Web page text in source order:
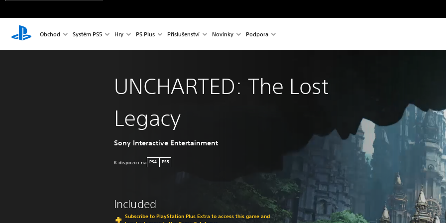
Obchod Systém PS5 Hry PS Plus Příslušenství Novinky Podpora
UNCHARTED: The Lost
Legacy
Sony Interactive Entertainment
K dispozici na PS4 PS5
Included
Subscribe to PlayStation Plus Extra to access this game and